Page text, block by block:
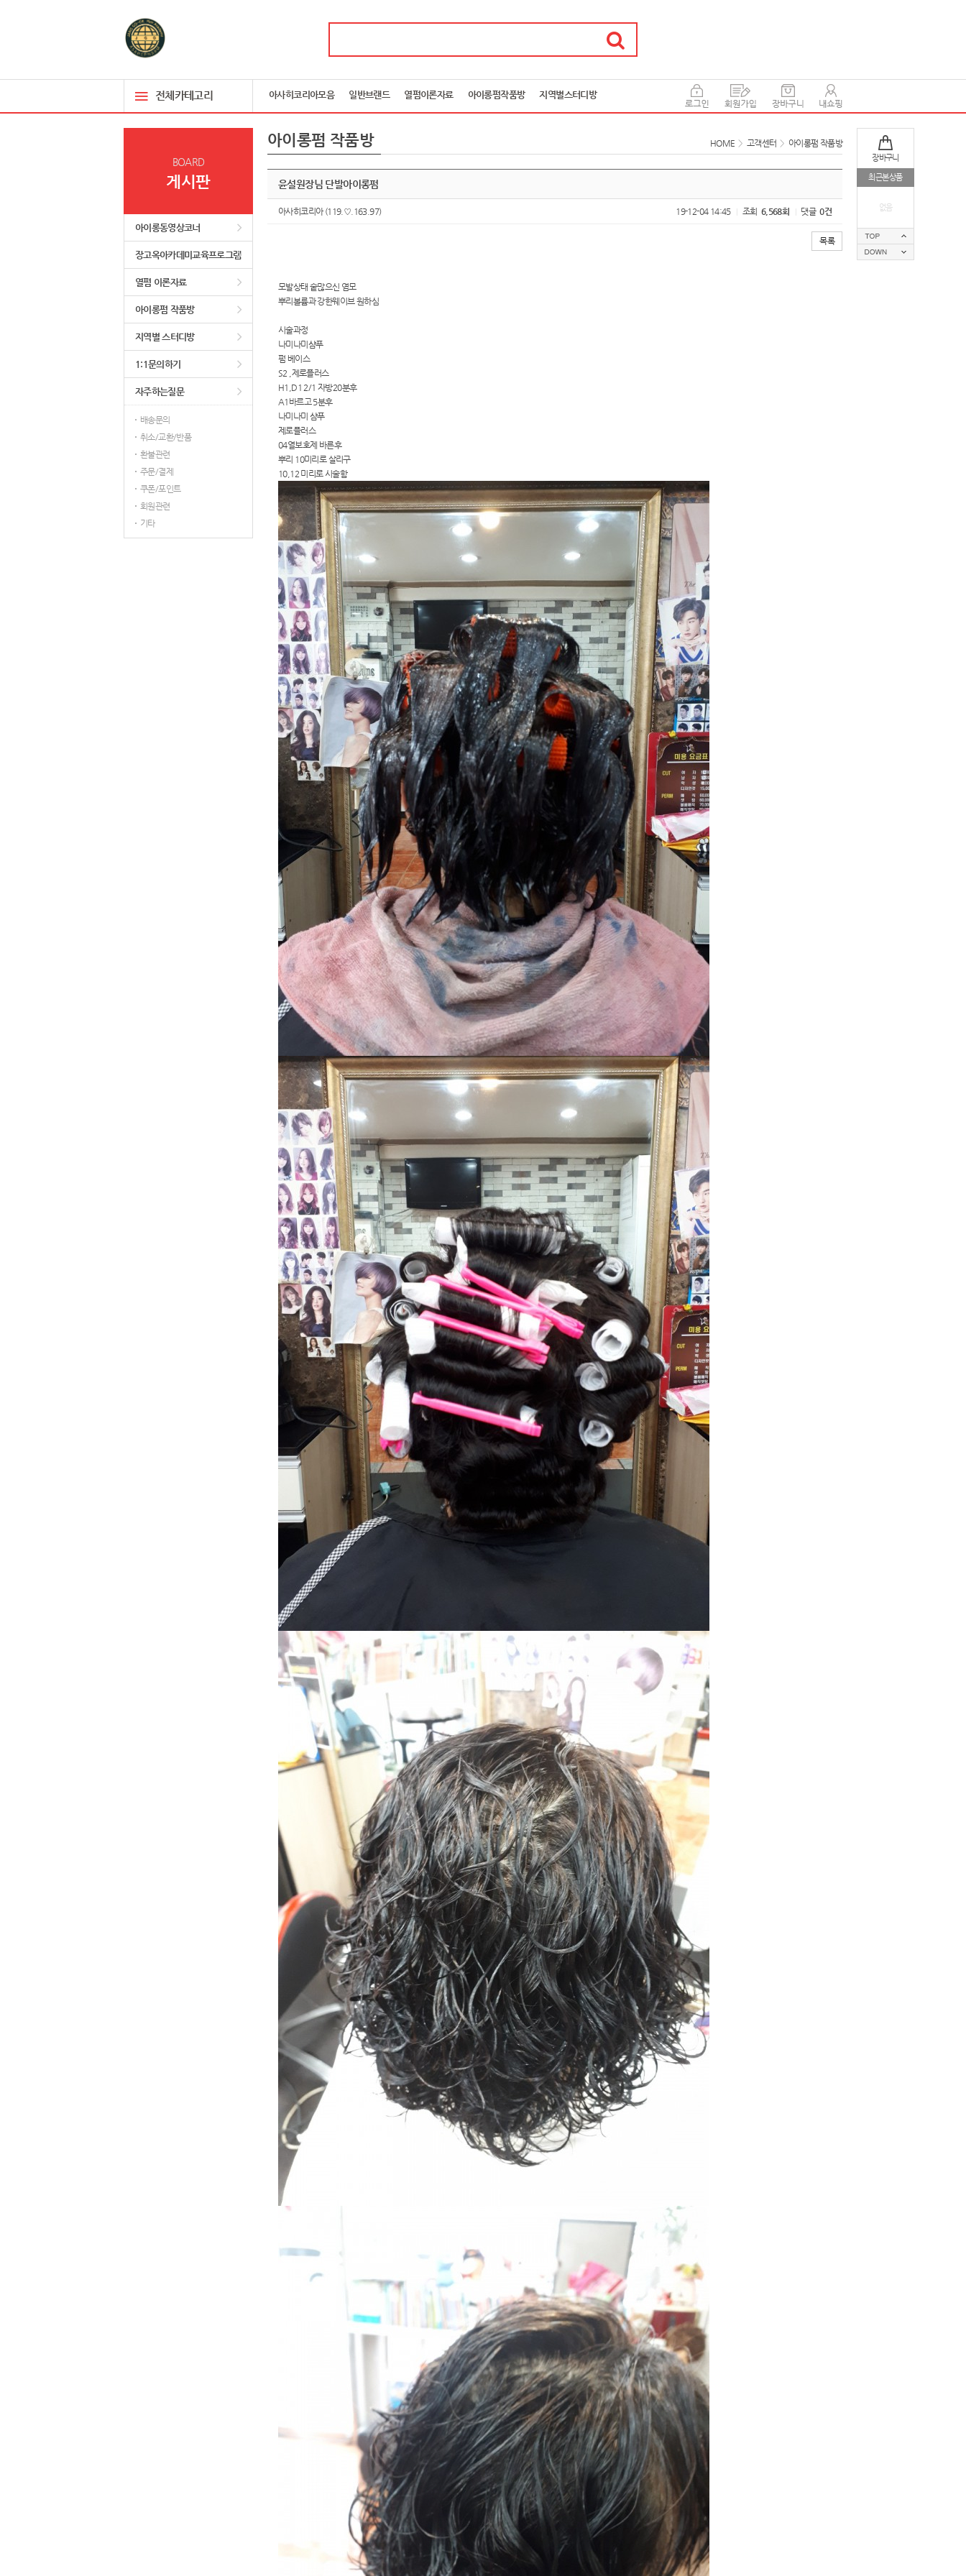
전체카테고리 아사히코리아모음 일반브랜드 열펌이론자료 아이롱펌작품방 지역별스터디방
장바구니
최근본상품
없음
BOARD
게시판
아이롱동영상코너
장고옥아카데미교육프로그램
열펌 이론자료
아이롱펌 작품방
지역별 스터디방
1:1문의하기
자주하는질문
배송문의
취소/교환/반품
환불관련
주문/결제
쿠폰/포인트
회원관련
기타
아이롱펌 작품방 HOME > 고객센터 > 아이롱펌 작품방
윤설원장님 단발아이롱펌
아사히코리아(119.♡.163.97) 19-12-04 14:45 조회 6,568회 댓글 0건
목록
모발상태 숱많으신 염모
뿌리볼륨과 강한웨이브 원하심
시술과정
나미나미샴푸
펌 베이스
S2 ,제로플러스
H1,D1 2/1 자방20분후
A1바르고 5분후
나미나미 샴푸
제로플러스
04열보호제 바른후
뿌리 10미리로 살리구
10,12 미리로 시술함